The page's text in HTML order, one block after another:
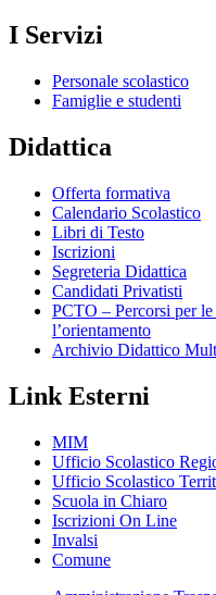
I Servizi
Personale scolastico
Famiglie e studenti
Didattica
Offerta formativa
Calendario Scolastico
Libri di Testo
Iscrizioni
Segreteria Didattica
Candidati Privatisti
PCTO – Percorsi per
l’orientamento
Archivio Didattico
Link Esterni
MIM
Ufficio Scolastico
Ufficio Scolastico
Scuola in Chiaro
Iscrizioni On Line
Invalsi
Comune